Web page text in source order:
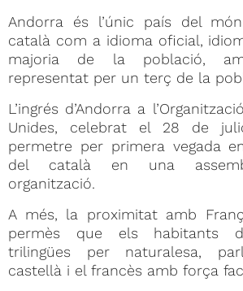
Andorra és l’únic país del
català com a idioma oficial,
majoria de la població,
representat per un terç de la
L’ingrés d’Andorra a
Unides, celebrat el 28 de
permetre per primera vegada
del català en una
organització.
A més, la proximitat amb
permès que els habitants
trilingües per naturalesa,
castellà i el francès amb força